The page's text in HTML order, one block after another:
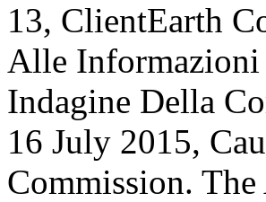
13, ClientEarth
Alle
Indagine Della
16 July 2015,
Commission.